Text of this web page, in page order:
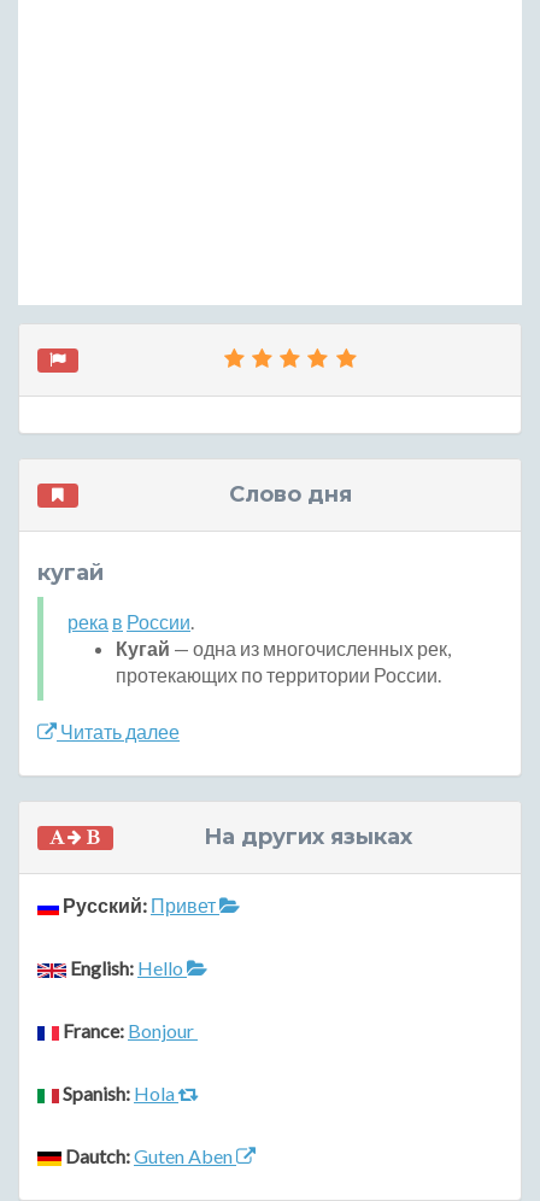
Слово дня
кугай
река в России.
Кугай — одна из многочисленных рек,
протекающих по территории России.
Читать далее
На других языках
Русский: Привет
English: Hello
France: Bonjour
Spanish: Hola
Dautch:Guten Aben